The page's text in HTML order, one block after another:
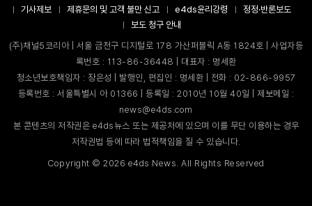
기사제보
제휴문의 및 고객 불만 신고 e4ds윤리강령
정정·반론보도
보도 청구 안내
(주)채널5코리아 | 서울 금천구 디지털로 178 가산퍼블릭 A동 1824호 | 사업자등
록번호 : 113-86-36448 | 대표자 : 명세환
청소년보호책임자 : 장은성 | 발행인, 편집인 : 명세환 | 전화 : 02-866-9957
등록번호 : 서울특별시 아 01366 | 등록일 : 2010년 10월 40일 | 제보메일 :
news@e4ds.com
본 콘텐츠의 저작권은 e4ds뉴스 또는 제공처에 있으며 이를 무단 이용하는 경우
저작권법 등에 따라 법적책임을 질 수 있습니다.
Copyright ©2026 e4ds News. All Rights Reserved